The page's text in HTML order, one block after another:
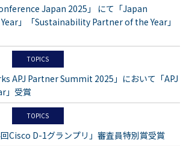
Japan 2025」 にて「Japan
」「Sustainability Partner of the Year」
TOPICS
APJ Partner Summit 2025」において「APJ
」受賞
TOPICS
Cisco D-1グランプリ」審査員特別賞受賞